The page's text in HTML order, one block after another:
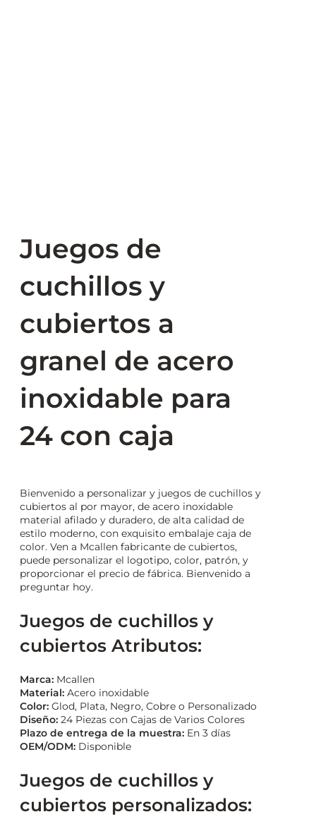
Juegos de
cuchillos y
cubiertos a
granel de acero
inoxidable para
24 con caja
Bienvenido a personalizar y juegos de cuchillos y
cubiertos al por mayor, de acero inoxidable
material afilado y duradero, de alta calidad de
estilo moderno, con exquisito embalaje caja de
color. Ven a Mcallen fabricante de cubiertos,
puede personalizar el logotipo, color, patrón, y
proporcionar el precio de fábrica. Bienvenido a
preguntar hoy.
Juegos de cuchillos y
cubiertos Atributos:
Marca: Mcallen
Material: Acero inoxidable
Color: Glod, Plata, Negro, Cobre o Personalizado
Diseño: 24 Piezas con Cajas de Varios Colores
Plazo de entrega de la muestra: En 3 días
OEM/ODM: Disponible
Juegos de cuchillos y
cubiertos personalizados: